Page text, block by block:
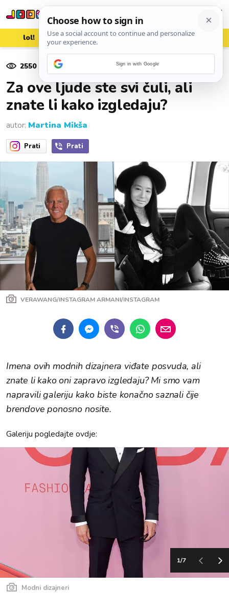
lol! aww vrh! woot?!
2550pregleda
Za ove ljude ste svi čuli, ali
znate li kako izgledaju?
autor: Martina Mikša
Prati Prati
VERAWANG/INSTAGRAM ARMANI/INSTAGRAM
Imena ovih modnih dizajnera viđate posvuda, ali
znate li kako oni zapravo izgledaju? Mi smo vam
napravili galeriju kako biste konačno saznali čije
brendove ponosno nosite.
Galeriju pogledajte ovdje:
1/7
Modni dizajneri
Sign in with Google